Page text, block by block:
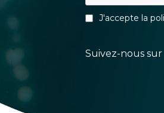
J'accepte la
Suivez-nous sur